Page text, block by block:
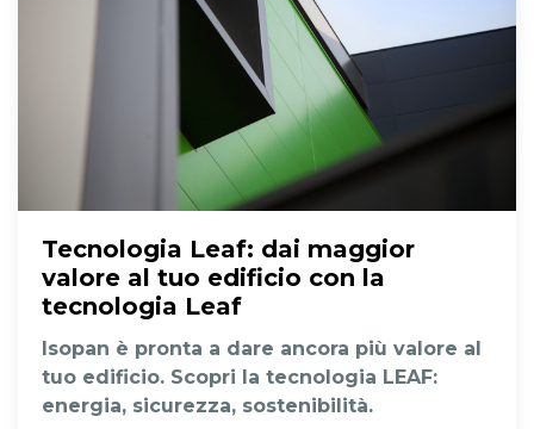
Tecnologia Leaf: dai maggior
valore al tuo edificio con la
tecnologia Leaf
Isopan è pronta a dare ancora più valore al
tuo edificio. Scopri la tecnologia LEAF:
energia, sicurezza, sostenibilità.